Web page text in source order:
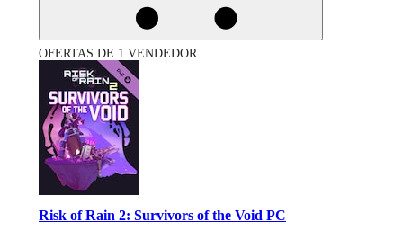
OFERTAS DE 1 VENDEDOR
Risk of Rain 2: Survivors of the Void PC